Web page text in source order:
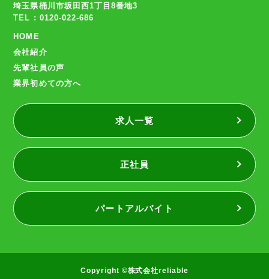
埼玉県桶川市坂田西1丁目8番地3
TEL : 0120-022-686
HOME
会社紹介
先輩社員の声
業界初めての方へ
求人一覧
正社員
パートアルバイト
Copyright ©株式会社reliable